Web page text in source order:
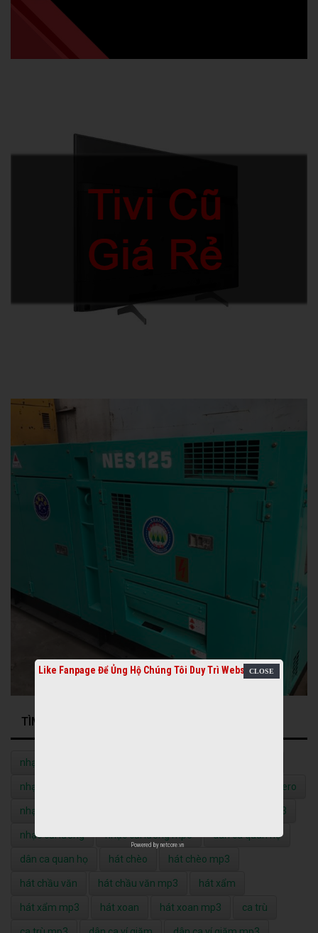
TÌM KIẾM NHIỀU NHẤT
nhạc quê hương
nhạc vàng mp3 nhạc bolero
nhạc bolero mp3 nhạc không lời mp3
nhạc cải lương nhạc cải lương mp3 dân ca quan họ
dân ca quan họ hát chèo hát chèo mp3
hát chầu văn hát chầu văn mp3 hát xẩm
hát xẩm mp3 hát xoan hát xoan mp3 ca trù
Like Fanpage Để Ủng Hộ Chúng Tôi Duy Trì Website
Powered by netcore.vn